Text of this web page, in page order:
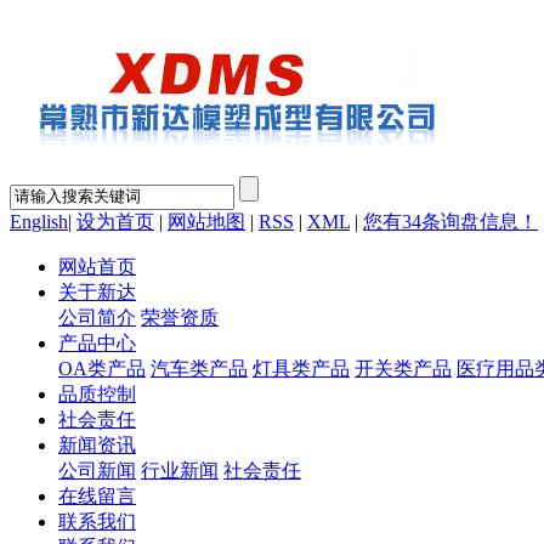
English| 设为首页 | 网站地图 | RSS | XML | 您有34条询盘信息！
网站首页
关于新达
公司简介 荣誉资质
产品中心
OA类产品 汽车类产品 灯具类产品 开关类产品 医疗用品
品质控制
社会责任
新闻资讯
公司新闻 行业新闻 社会责任
在线留言
联系我们